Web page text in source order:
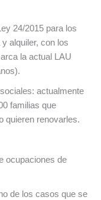
24/2015 para los
alquiler, con los
la actual LAU
actualmente
familias que
quieren renovarles.
ocupaciones de
de los casos que se